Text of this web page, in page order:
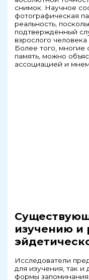
снимок. Научное
фотографическая
реальность,
подтверждённый
взрослого
Более того, многие
память, можно
ассоциацией и
изучению и
Исследователи
для изучения, так и
формы